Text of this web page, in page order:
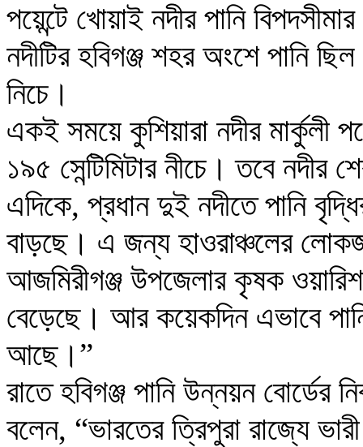
পয়েন্টে খোয়াই নদীর পানি
নদীটির হবিগঞ্জ শহর অংশে পানি ছিল
নিচে।
একই সময়ে কুশিয়ারা নদীর মার্কুলী
১৯৫ সেন্টিমিটার নীচে। তবে
এদিকে, প্রধান দুই নদীতে পানি
বাড়ছে। এ জন্য হাওরাঞ্চলের
আজমিরীগঞ্জ উপজেলার কৃষক ওয়ারিশ
বেড়েছে। আর কয়েকদিন এভাবে
আছে।”
রাতে হবিগঞ্জ পানি উন্নয়ন বোর্ডের
বলেন, “ভারতের ত্রিপুরা রাজ্যে